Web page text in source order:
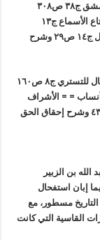
١- الطبقات الكبرى لابن سعد ج٥ ص٩١ وتاريخ مدينة دمشق ج٣٨ ص٣٠٨
وج٥٤ ص٣٣٠ وسير أعلام النبلاء للذهبي ج٤ ص١١٥ وإمتاع الأسماع ج١٣
ص١٨٧ والوافي بالوفيات للصفدي ج٤ ص٧٦ وكنز العمال ج١٤ ص٢٩ وشرح
٢- شرح نهج البلاغة للمعتزلي ج١ ص٢٤٤ وقاموس الرجال للتستري ج٨ ص١٦٠
١٤١٩هـ) ج٩ ص٢٤٦ عنه، وأنساب = = الأشراف
(تحقيق المحمودي) ج٢ ص٢٠٠ وأعيان الشيعة ج٩ ص٤٣٥ وشرح إحقاق الحق
بن الزبير
إبان استفحال
مسطور، مع
القاسية التي كانت